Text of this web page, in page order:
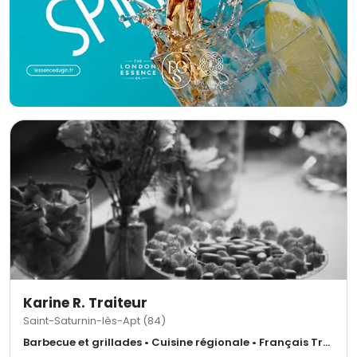
Karine R. Traiteur
Saint-Saturnin-lès-Apt (84)
Barbecue et grillades • Cuisine régionale • Français Traditionnel